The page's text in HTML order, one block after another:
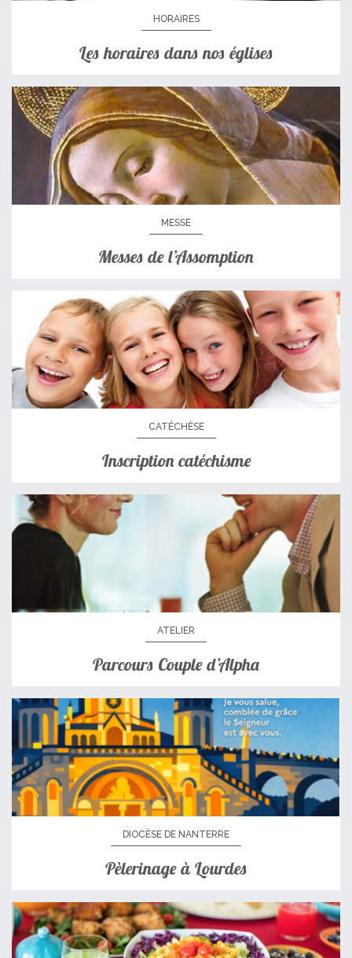
HORAIRES
Les horaires dans nos églises
MESSE
Messes de l’Assomption
CATÉCHÈSE
Inscription catéchisme
ATELIER
Parcours Couple d’Alpha
DIOCÈSE DE NANTERRE
Pèlerinage à Lourdes